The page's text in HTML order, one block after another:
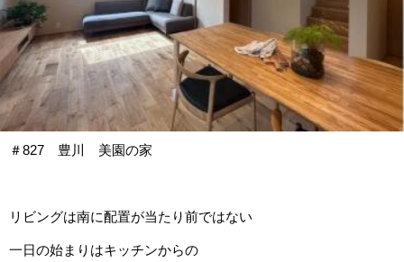
＃827 豊川 美園の家
リビングは南に配置が当たり前ではない
一日の始まりはキッチンからの